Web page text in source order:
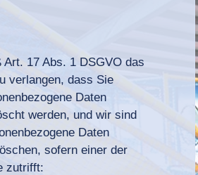
Art. 17 Abs. 1 DSGVO das
verlangen, dass Sie
Daten
werden, und wir sind
Daten
sofern einer der
zutrifft: